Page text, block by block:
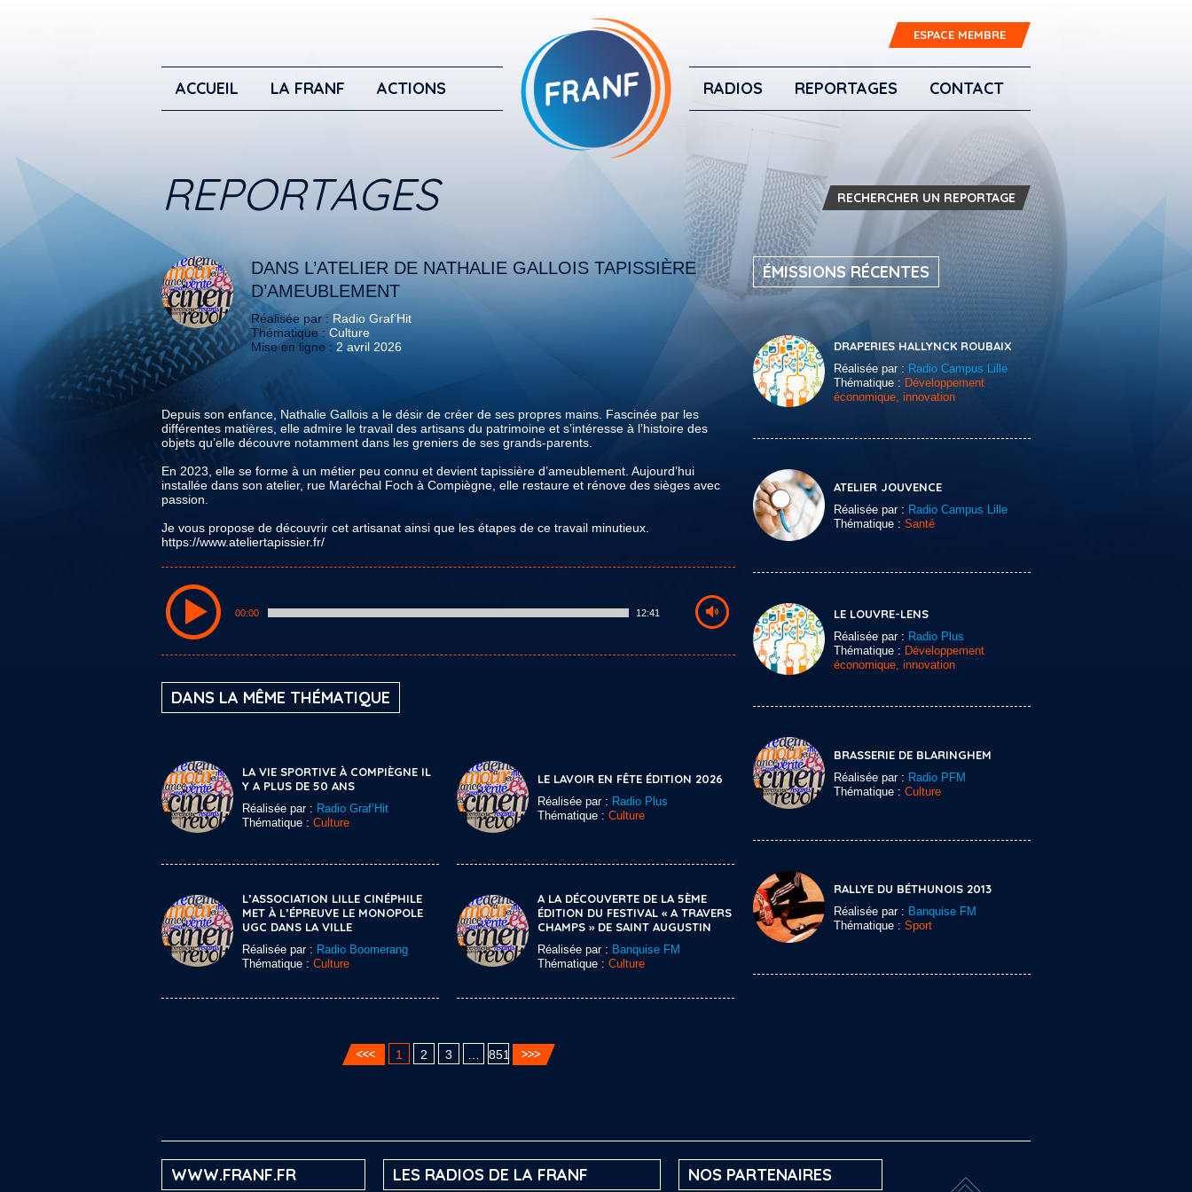
ESPACE MEMBRE
ACCUEIL LA FRANF ACTIONS RADIOS REPORTAGES CONTACT
REPORTAGES RECHERCHER UN REPORTAGE
DANS L’ATELIER DE NATHALIE GALLOIS TAPISSIÈRE
D’AMEUBLEMENT
Réalisée par : Radio Graf’Hit
Thématique : Culture
Mise en ligne : 2 avril 2026
Depuis son enfance, Nathalie Gallois a le désir de créer de ses propres mains. Fascinée par les
différentes matières, elle admire le travail des artisans du patrimoine et s’intéresse à l’histoire des
objets qu’elle découvre notamment dans les greniers de ses grands-parents.
En 2023, elle se forme à un métier peu connu et devient tapissière d’ameublement. Aujourd’hui
installée dans son atelier, rue Maréchal Foch à Compiègne, elle restaure et rénove des sièges avec
passion.
Je vous propose de découvrir cet artisanat ainsi que les étapes de ce travail minutieux.
https://www.ateliertapissier.fr/
00:00 12:41
DANS LA MÊME THÉMATIQUE
LA VIE SPORTIVE À COMPIÈGNE IL
Y A PLUS DE 50 ANS
Réalisée par : Radio Graf’Hit
Thématique : Culture
LE LAVOIR EN FÊTE ÉDITION 2026
Réalisée par : Radio Plus
Thématique : Culture
L’ASSOCIATION LILLE CINÉPHILE
MET À L’ÉPREUVE LE MONOPOLE
UGC DANS LA VILLE
Réalisée par : Radio Boomerang
Thématique : Culture
A LA DÉCOUVERTE DE LA 5ÈME
ÉDITION DU FESTIVAL « A TRAVERS
CHAMPS » DE SAINT AUGUSTIN
Réalisée par : Banquise FM
Thématique : Culture
1 2 3 851
ÉMISSIONS RÉCENTES
DRAPERIES HALLYNCK ROUBAIX
Réalisée par : Radio Campus Lille
Thématique : Développement
économique, innovation
ATELIER JOUVENCE
Réalisée par : Radio Campus Lille
Thématique : Santé
LE LOUVRE-LENS
Réalisée par : Radio Plus
Thématique : Développement
économique, innovation
BRASSERIE DE BLARINGHEM
Réalisée par : Radio PFM
Thématique : Culture
RALLYE DU BÉTHUNOIS 2013
Réalisée par : Banquise FM
Thématique : Sport
WWW.FRANF.FR LES RADIOS DE LA FRANF NOS PARTENAIRES